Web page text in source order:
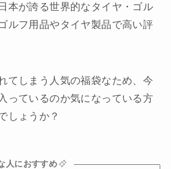
本が誇る世界的なタイヤ・ゴル
ルフ用品やタイヤ製品で高い評
てしまう人気の福袋なため、今
っているのか気になっている方
しょうか？
人におすすめ